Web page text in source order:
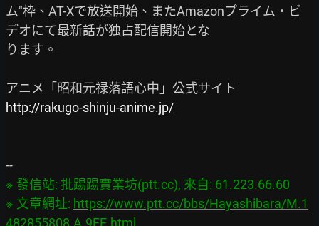
ム"枠、AT-Xで放送開始、またAmazonプライム・ビ
デオにて最新話が独占配信開始とな
ります。
http://rakugo-shinju-anime.jp/
※ 發信站: 批踢踢實業坊(ptt.cc), 來自: 61.223.66.60
※ 文章網址: https://www.ptt.cc/bbs/Hayashibara/M.1
482855808.A.9FE.html